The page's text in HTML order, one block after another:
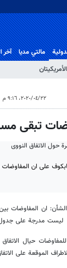
الأمريكيتان
مالتي مدیا آخر
٢٢‏/٠٤‏/٢٠٢٠، ٩:١٦ م
تبقی
علی ان المفاوضات
ان المفاوضات بین
مدرجة علی جدول
حیال الاتفاق
الموقعة علی